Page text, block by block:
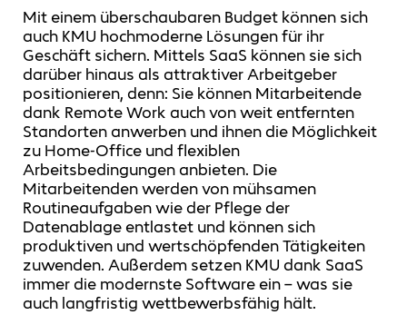
Mit einem überschaubaren Budget können sich
auch KMU hochmoderne Lösungen für ihr
Geschäft sichern. Mittels SaaS können sie sich
darüber hinaus als attraktiver Arbeitgeber
positionieren, denn: Sie können Mitarbeitende
dank Remote Work auch von weit entfernten
Standorten anwerben und ihnen die Möglichkeit
zu Home-Office und flexiblen
Arbeitsbedingungen anbieten. Die
Mitarbeitenden werden von mühsamen
Routineaufgaben wie der Pflege der
Datenablage entlastet und können sich
produktiven und wertschöpfenden Tätigkeiten
zuwenden. Außerdem setzen KMU dank SaaS
immer die modernste Software ein – was sie
auch langfristig wettbewerbsfähig hält.